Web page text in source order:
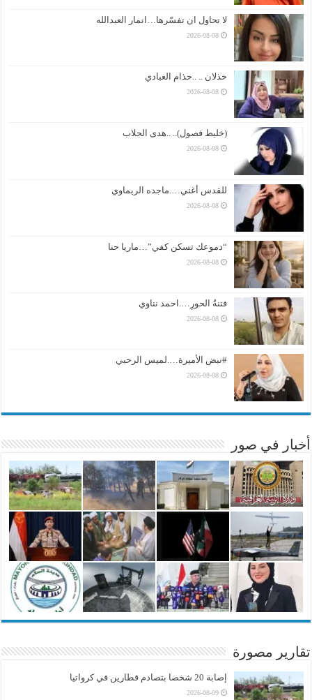
لا تحاول ان تفسّرها…انمار العبدالله
2026-08-08
خذلان .. ..حذام العبادي
2026-08-08
(خليط فصول).. ..هدى الجلاب
2026-08-08
للقدس أغني….ماجده الريماوي
2026-08-08
“دموعك تسكن كفي”…ماريا حنا
2026-08-08
فتنةُ الحورِ….احمد نناوي
2026-08-08
#نبض الأميرة….لميس الرحبي
2026-08-08
أخبار في صور
تقارير مصورة
إصابة 20 شخصا بتصادم قطارين في كرواتيا
2026-08-09